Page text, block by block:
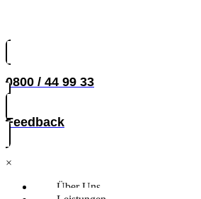
0800 / 44 99 33
Feedback
×
Über Uns